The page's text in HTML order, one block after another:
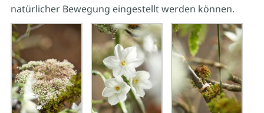
natürlicher Bewegung eingestellt werden können.